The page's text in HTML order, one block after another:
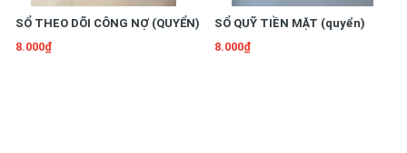
SỔ THEO DÕI CÔNG NỢ (QUYỂN)
8.000₫
SỔ QUỸ TIỀN MẶT (quyển)
8.000₫